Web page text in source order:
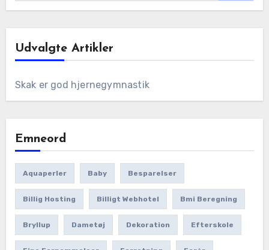
Udvalgte Artikler
Skak er god hjernegymnastik
Emneord
Aquaperler Baby Besparelser
Billig Hosting Billigt Webhotel Bmi Beregning
Bryllup Dametøj Dekoration Efterskole